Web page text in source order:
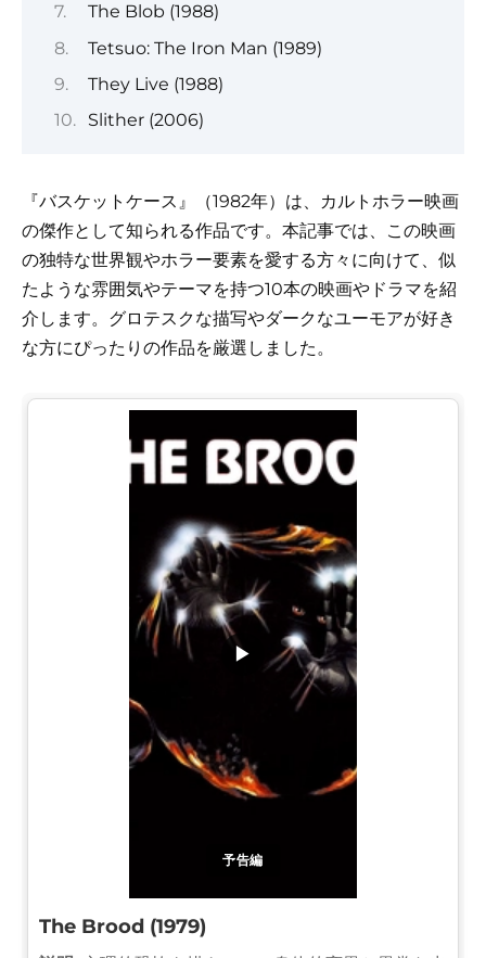
The Blob (1988)
Tetsuo: The Iron Man (1989)
They Live (1988)
Slither (2006)
『バスケットケース』（1982年）は、カルトホラー映画
の傑作として知られる作品です。本記事では、この映画
の独特な世界観やホラー要素を愛する方々に向けて、似
たような雰囲気やテーマを持つ10本の映画やドラマを紹
介します。グロテスクな描写やダークなユーモアが好き
な方にぴったりの作品を厳選しました。
予告編
▶
The Brood (1979)